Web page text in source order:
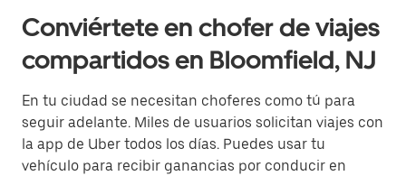
Conviértete en chofer de viajes
compartidos en Bloomfield, NJ
En tu ciudad se necesitan choferes como tú para
seguir adelante. Miles de usuarios solicitan viajes con
la app de Uber todos los días. Puedes usar tu
vehículo para recibir ganancias por conducir en